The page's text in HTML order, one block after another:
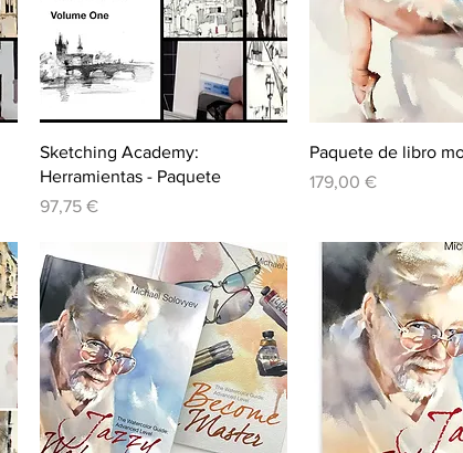
Vista rápida
Sketching Academy:
Herramientas - Paquete
Precio
97,75 €
Vista
Paquete de libro
Precio
179,00 €